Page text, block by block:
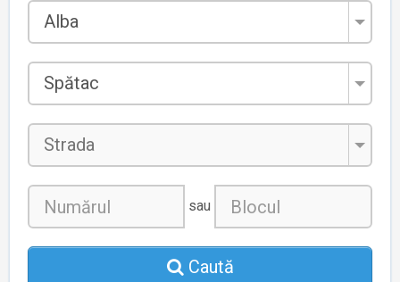
Județul
Alba
Localitatea
Spătac
Strada
sau
Caută